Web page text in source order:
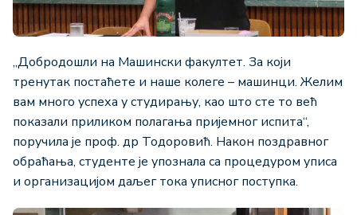
„Добродошли на Машински факултет. За који
тренутак постаћете и наше колеге – машинци. Желим
вам много успеха у студирању, као што сте то већ
показали приликом полагања пријемног испита“,
поручила је проф. др Тодоровић. Након поздравног
обраћања, студенте је упознала са процедуром уписа
и организацијом даљег тока уписног поступка.